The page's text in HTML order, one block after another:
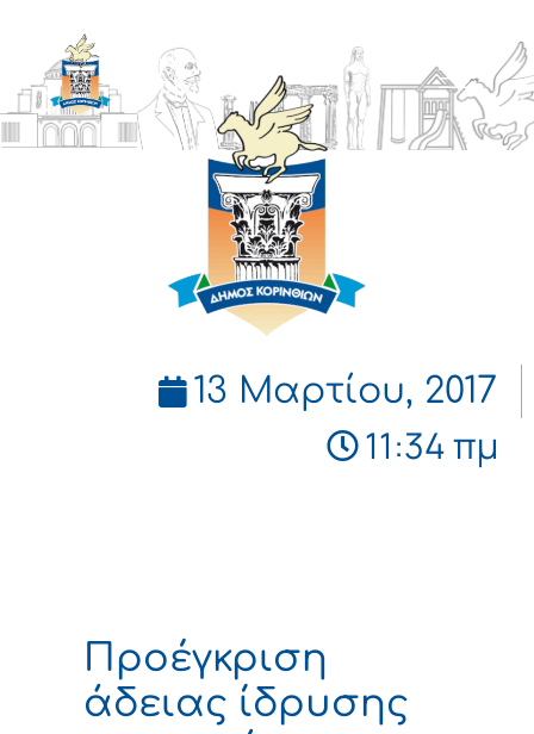
ΔΗΜΟΣ
ΚΟΡΙΝΘΙΩΝ
13 Μαρτίου, 2017
11:34 πμ
Προέγκριση
άδειας ίδρυσης